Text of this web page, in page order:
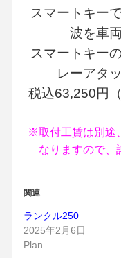
スマートキー
波を車
スマートキー
レーアタ
税込63,250円
※取付工賃は別途
なりますので、
関連
ランクル250
2025年2月6日
Plan